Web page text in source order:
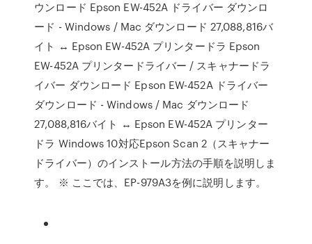
ウンロード Epson EW-452A ドライバー ダウンロ
ード - Windows / Mac ダウンロード 27,088,816バ
イト ↔ Epson EW-452A プリンタードラ Epson
EW-452A プリンタードライバー / スキャナードラ
イバー ダウンロード Epson EW-452A ドライバー
ダウンロード - Windows / Mac ダウンロード
27,088,816バイト ↔ Epson EW-452A プリンター
ドラ Windows 10対応Epson Scan 2（スキャナー
ドライバー）のインストール方法の手順を説明しま
す。 ※ ここでは、EP-979A3を例に説明します。